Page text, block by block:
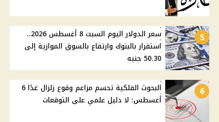
5
سعر الدولار اليوم السبت 8 أغسطس 2026..
استقرار بالبنوك وارتفاع بالسوق الموازية إلى
50.30 جنيه
6
البحوث الفلكية تحسم مزاعم وقوع زلزال غدًا 6
أغسطس: لا دليل علمي على التوقعات